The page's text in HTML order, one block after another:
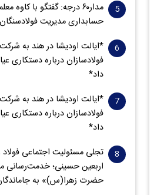
مدار‌۶٠ درجه: گفتگو با کاوه
حسابداری مدیریت فولادسنگان
*ایالت اودیشا در هند به
فولادسازان درباره دستکاری
داد*
*ایالت اودیشا در هند به
فولادسازان درباره دستکاری
داد*
تجلی مسئولیت اجتماعی فولاد
اربعین حسینی؛ خدمت‌رسانی
حضرت زهرا(س)» به